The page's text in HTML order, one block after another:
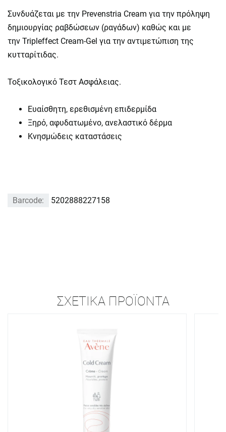
Συνδυάζεται με την Prevenstria Cream για την πρόληψη
δημιουργίας ραβδώσεων (ραγάδων) καθώς και με
την Tripleffect Cream-Gel για την αντιμετώπιση της
κυτταρίτιδας.
Τοξικολογικό Τεστ Ασφάλειας.
Ευαίσθητη, ερεθισμένη επιδερμίδα
Ξηρό, αφυδατωμένο, ανελαστικό δέρμα
Κνησμώδεις καταστάσεις
Barcode: 5202888227158
ΣΧΕΤΙΚΆ ΠΡΟΪΌΝΤΑ